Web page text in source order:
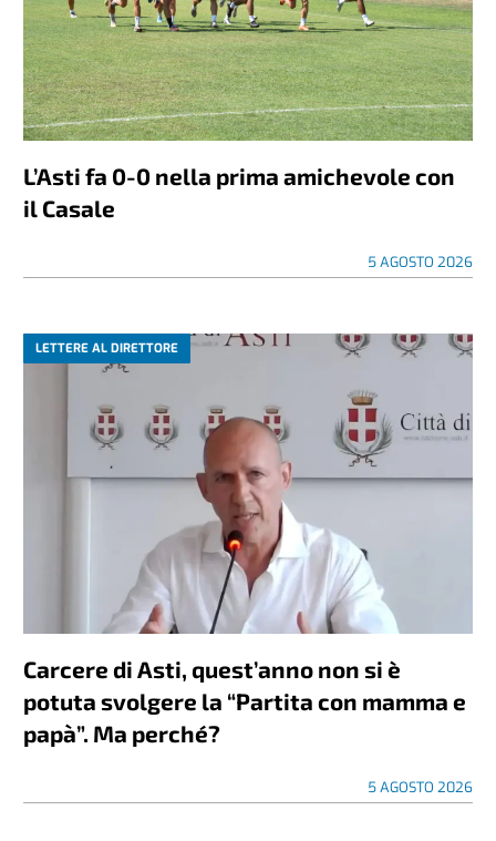
L’Asti fa 0-0 nella prima amichevole con
il Casale
5 AGOSTO 2026
LETTERE AL DIRETTORE
Carcere di Asti, quest’anno non si è
potuta svolgere la “Partita con mamma e
papà”. Ma perché?
5 AGOSTO 2026